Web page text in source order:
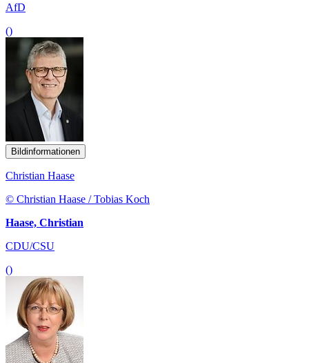
AfD
()
Bildinformationen
Christian Haase
© Christian Haase / Tobias Koch
Haase, Christian
CDU/CSU
()